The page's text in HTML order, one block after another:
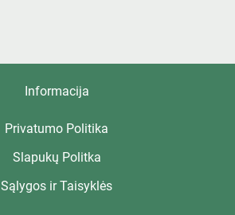
Informacija
Privatumo Politika
Slapukų Politka
Sąlygos ir Taisyklės